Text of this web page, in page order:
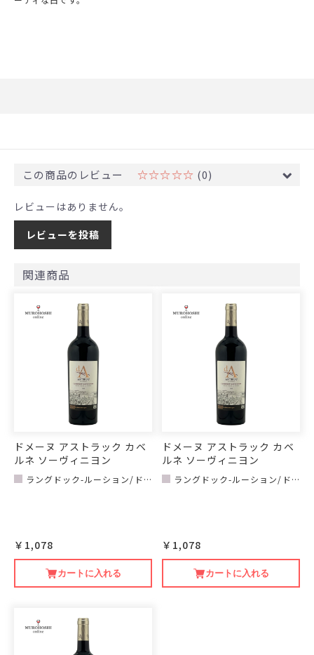
この商品のレビュー ☆☆☆☆☆ (0)
レビューはありません。
レビューを投稿
関連商品
ドメーヌ アストラック カベ
ルネ ソーヴィニヨン
ラングドック-ルーション/ド
￥1,078
カートに入れる
ドメーヌ アストラック カベ
ルネ ソーヴィニヨン
ラングドック-ルーション/ド
￥1,078
カートに入れる